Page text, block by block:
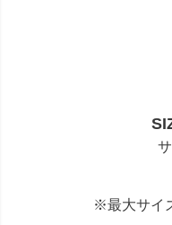
※最大サイ